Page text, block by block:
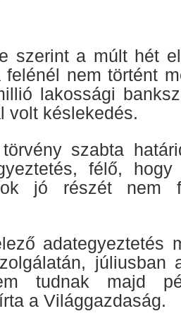
szerint a múlt hét
nem történt
lakossági
volt késlekedés.
szabta
félő,
jó részét nem
adategyeztetés
júliusban
tudnak majd
a Világgazdaság.